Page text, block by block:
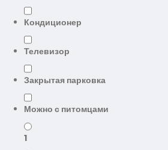
Кондиционер
Телевизор
Закрытая парковка
Можно с питомцами
1